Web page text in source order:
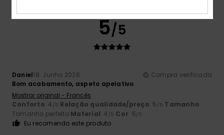
5/5
Daniel18. Junho 2026
Compra verificada
Bom acabamento, aspeto apelativo
Mostrar original - Francês
Conforto: 4 /5 Relação qualidade/preço: 5 /5 Tamanho:
Tamanho perfeito Material: 4 /5 Cor: 5/5
Eu recomendo este produto